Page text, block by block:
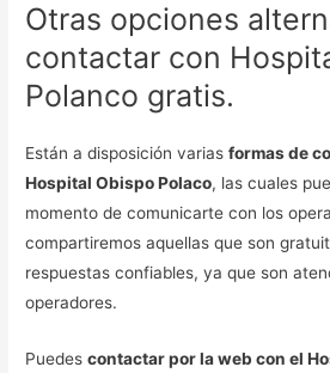
Otras opciones
contactar con
Polanco gratis.
Están a disposición variasformas de
Hospital Obispo Polaco, las cuales
momento de comunicarte con los
compartiremos aquellas que son
respuestas confiables, ya que son
operadores.
Puedescontactar por la web con el